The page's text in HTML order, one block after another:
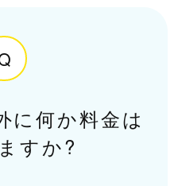
に何か料金は
すか?